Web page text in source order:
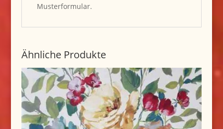
Musterformular.
Ähnliche Produkte